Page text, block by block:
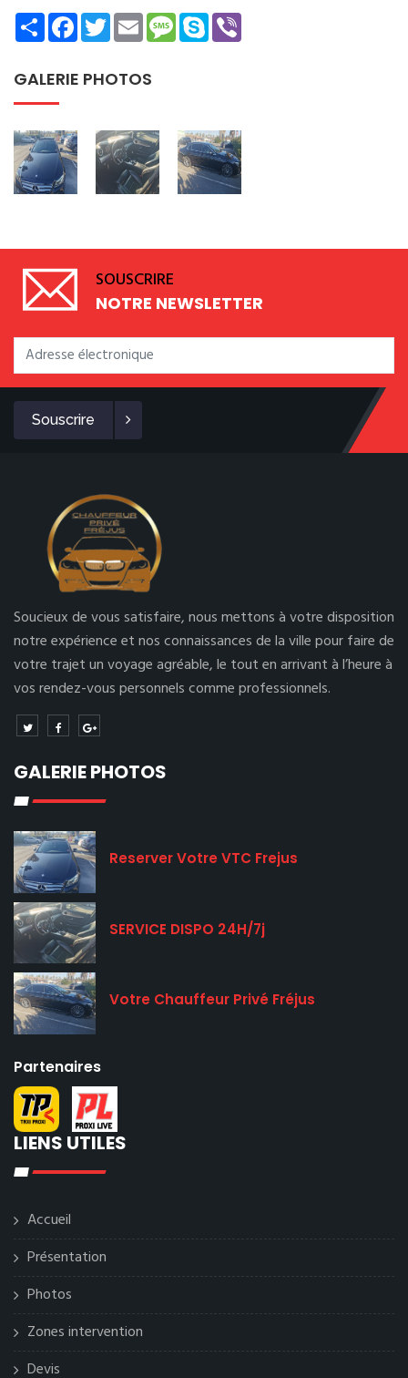
ShareFacebookTwitterEmailMessage
Skype
GALERIE PHOTOS
SOUSCRIRE
NOTRE NEWSLETTER
Souscrire
Soucieux de vous satisfaire, nous mettons à votre disposition
notre expérience et nos connaissances de la ville pour faire de
votre trajet un voyage agréable, le tout en arrivant à l’heure à
vos rendez-vous personnels comme professionnels.
GALERIE PHOTOS
Reserver Votre VTC Frejus
SERVICE DISPO 24H/7j
Votre Chauffeur Privé Fréjus
Partenaires
LIENS UTILES
Accueil
Présentation
Photos
Zones intervention
Devis